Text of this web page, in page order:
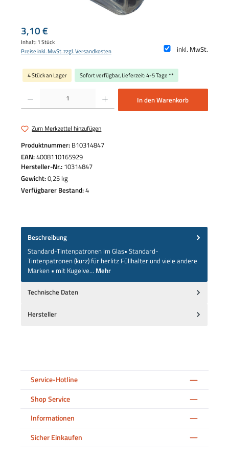
Regulärer Preis:
3,10 €
Inhalt:1 Stück
inkl. MwSt.
Preise inkl. MwSt. zzgl. Versandkosten
4 Stück an Lager Sofort verfügbar, Lieferzeit: 4-5 Tage **
Produkt Anzahl: Gib den gewünschten Wert ein oder benutze die Schaltflächen um
In den Warenkorb
Zum Merkzettel hinzufügen
Produktnummer: B10314847
EAN:4008110165929
Hersteller-Nr.: 10314847
Gewicht:0,25 kg
Verfügbarer Bestand:4
Beschreibung
Standard-Tintenpatronen im Glas• Standard-
Tintenpatronen (kurz) für herlitz Füllhalter und viele andere
Marken • mit Kugelve… Mehr
Technische Daten
Hersteller
Service-Hotline
Shop Service
Informationen
Sicher Einkaufen